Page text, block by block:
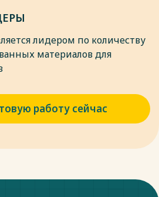
лидером по количеству
материалов для
работу сейчас